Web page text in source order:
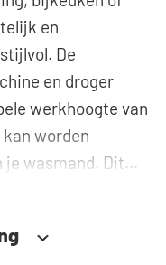
en
De
en droger
werkhoogte van
worden
wasmand. Dit
de wasmand